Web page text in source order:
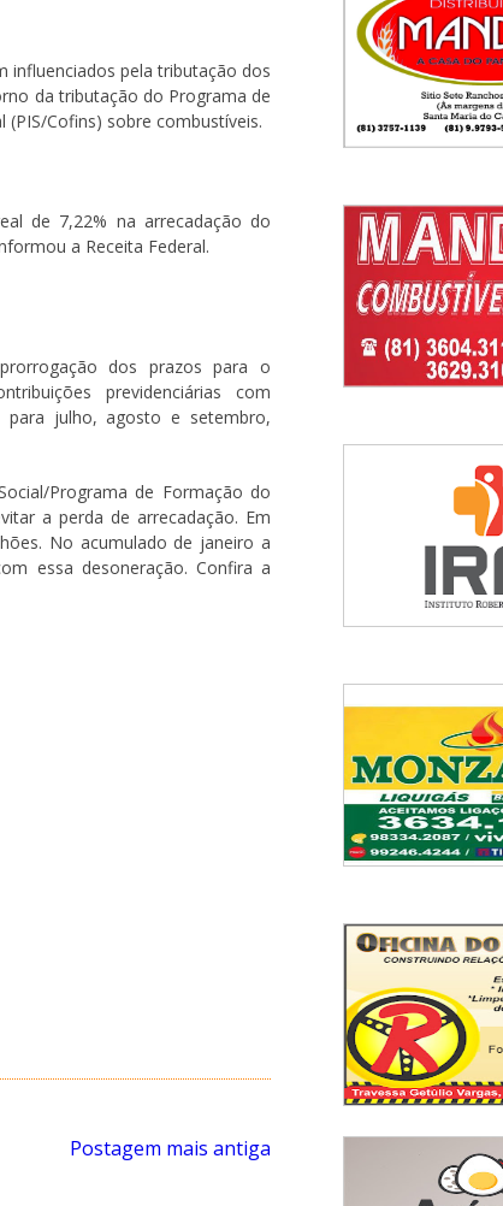
influenciados pela tributação dos
da tributação do Programa de
(PIS/Cofins) sobre combustíveis.
de 7,22% na arrecadação do
a Receita Federal.
dos prazos para o
previdenciárias com
julho, agosto e setembro,
Programa de Formação do
a perda de arrecadação. Em
No acumulado de janeiro a
essa desoneração. Confira a
Postagem mais antiga